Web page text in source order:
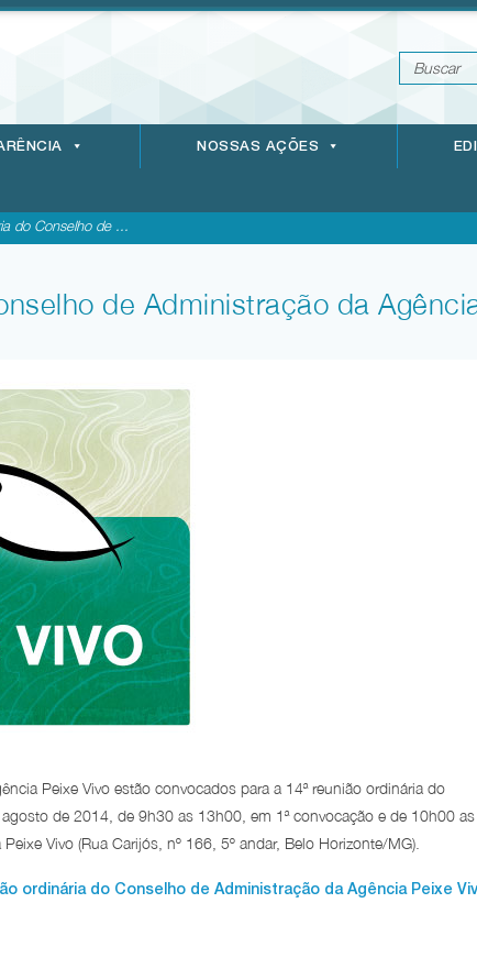
NOSSAS AÇÕES
do Conselho de ...
de Administração da
Peixe Vivo estão convocados para a 14ª reunião ordinária do
de 2014, de 9h30 as 13h00, em 1ª convocação e de 10h00 as
Vivo (Rua Carijós, nº 166, 5º andar, Belo Horizonte/MG).
ordinária do Conselho de Administração da Agência Peixe